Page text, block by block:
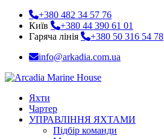
+380 482 34 57 76
Київ
+380 44 390 61 01
Гаряча лінія
+380 50 316 54 78
info@arkadia.com.ua
Яхти
Чартер
УПРАВЛІННЯ ЯХТАМИ
Підбір команди